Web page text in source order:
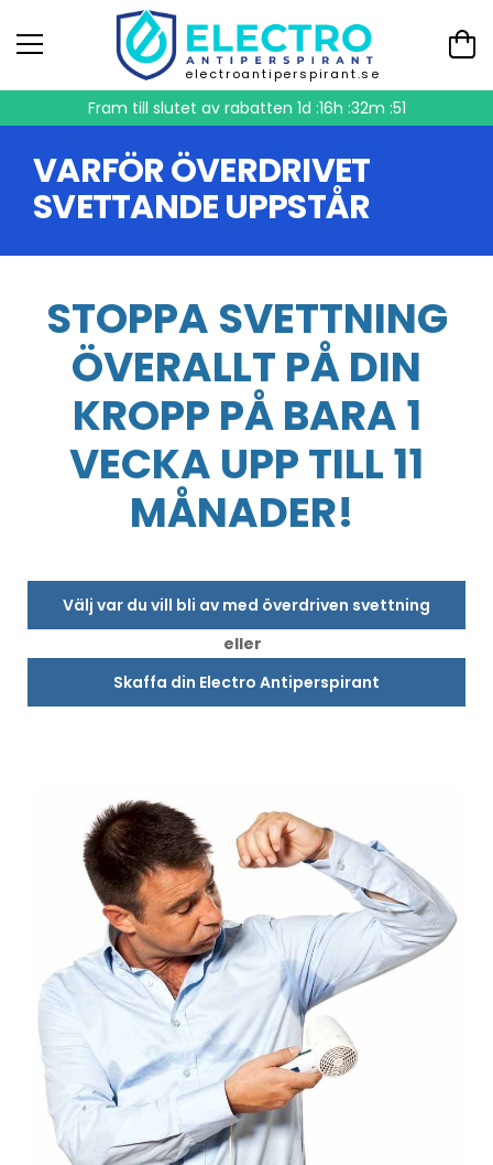
electroantiperspirant.se
Fram till slutet av rabatten 1d :16h :32m :50
VARFÖR ÖVERDRIVET
SVETTANDE UPPSTÅR
STOPPA SVETTNING
ÖVERALLT PÅ DIN
KROPP PÅ BARA 1
VECKA UPP TILL 11
MÅNADER!
Välj var du vill bli av med överdriven svettning
eller
Skaffa din Electro Antiperspirant